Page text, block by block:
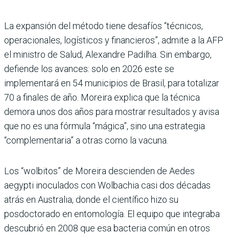
La expansión del método tiene desafíos “técnicos,
operacionales, logísticos y financieros”, admite a la AFP
el ministro de Salud, Alexandre Padilha. Sin embargo,
defiende los avances: solo en 2026 este se
implementará en 54 municipios de Brasil, para totalizar
70 a finales de año. Moreira explica que la técnica
demora unos dos años para mostrar resultados y avisa
que no es una fórmula “mágica”, sino una estrategia
“complementaria” a otras como la vacuna.
Los “wolbitos” de Moreira descienden de Aedes
aegypti inoculados con Wolbachia casi dos décadas
atrás en Australia, donde el científico hizo su
posdoctorado en entomología. El equipo que integraba
descubrió en 2008 que esa bacteria común en otros